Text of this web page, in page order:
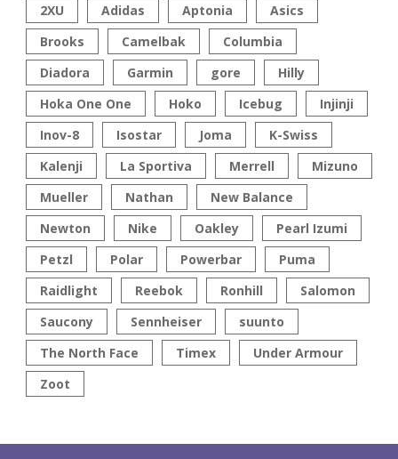
2XU Adidas Aptonia
Asics
Brooks
Camelbak
Columbia
Diadora
Garmin gore
Hilly
Hoka One One
Hoko Icebug
Injinji
Inov-8
Isostar Joma
K-Swiss
Kalenji
La Sportiva Merrell
Mizuno
Mueller
Nathan
New Balance
Newton
Nike Oakley
Pearl Izumi
Petzl
Polar Powerbar
Puma
Raidlight
Reebok Ronhill
Salomon
Saucony
Sennheiser
suunto
The North Face
Timex
Under Armour
Zoot